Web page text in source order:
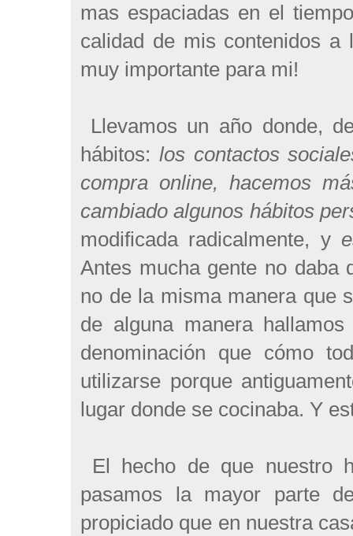
mas espaciadas en el
calidad de mis contenidos
muy importante para mi!
Llevamos un año donde,
hábitos: los contactos
compra online, hacemos
cambiado algunos hábitos
modificada radicalmente, y
Antes mucha gente no daba
no de la misma manera que
de alguna manera
denominación que cómo
utilizarse porque
lugar donde se cocinaba. Y
El hecho de que nuestro
pasamos la mayor parte
propiciado que en nuestra